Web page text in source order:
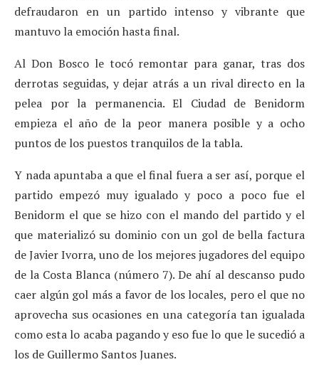
defraudaron en un partido intenso y vibrante que
mantuvo la emoción hasta final.
Al Don Bosco le tocó remontar para ganar, tras dos
derrotas seguidas, y dejar atrás a un rival directo en la
pelea por la permanencia. El Ciudad de Benidorm
empieza el año de la peor manera posible y a ocho
puntos de los puestos tranquilos de la tabla.
Y nada apuntaba a que el final fuera a ser así, porque el
partido empezó muy igualado y poco a poco fue el
Benidorm el que se hizo con el mando del partido y el
que materializó su dominio con un gol de bella factura
de Javier Ivorra, uno de los mejores jugadores del equipo
de la Costa Blanca (número 7). De ahí al descanso pudo
caer algún gol más a favor de los locales, pero el que no
aprovecha sus ocasiones en una categoría tan igualada
como esta lo acaba pagando y eso fue lo que le sucedió a
los de Guillermo Santos Juanes.